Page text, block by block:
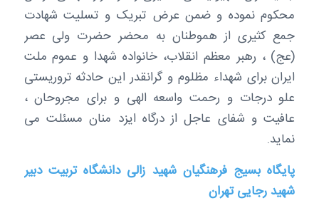
محکوم نموده و ضمن عرض تبریک و تسلیت شهادت
جمع کثیری از هموطنان به محضر حضرت ولی عصر
(عج) ، رهبر معظم انقلاب، خانواده شهدا و عموم ملت
ایران برای شهداء مظلوم و گرانقدر این حادثه تروریستی
علو درجات و رحمت واسعه الهی و برای مجروحان ،
عافیت و شفای عاجل از درگاه ایزد منان مسئلت می
نماید.
پایگاه بسیج فرهنگیان شهید زالی دانشگاه تربیت دبیر
شهید رجایی تهران